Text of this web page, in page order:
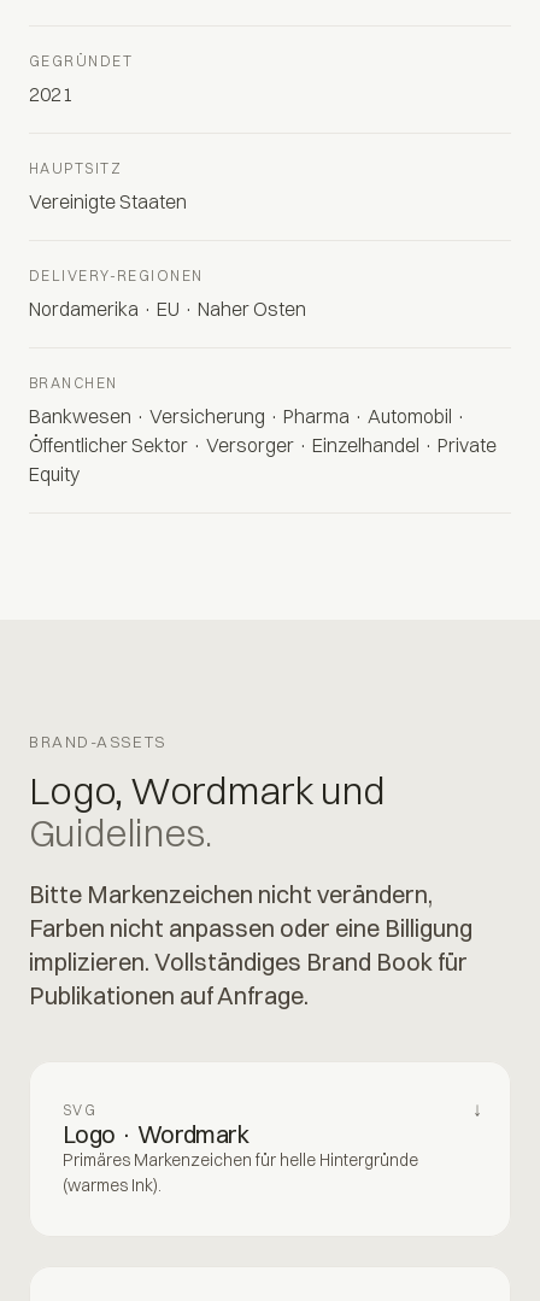
GEGRÜNDET
2021
HAUPTSITZ
Vereinigte Staaten
DELIVERY-REGIONEN
Nordamerika · EU · Naher Osten
BRANCHEN
Bankwesen · Versicherung · Pharma · Automobil ·
Öffentlicher Sektor · Versorger · Einzelhandel · Private
Equity
BRAND-ASSETS
Logo, Wordmark und
Guidelines.
Bitte Markenzeichen nicht verändern,
Farben nicht anpassen oder eine Billigung
implizieren. Vollständiges Brand Book für
Publikationen auf Anfrage.
SVG
Logo · Wordmark
Primäres Markenzeichen für helle Hintergründe
(warmes Ink).
↓